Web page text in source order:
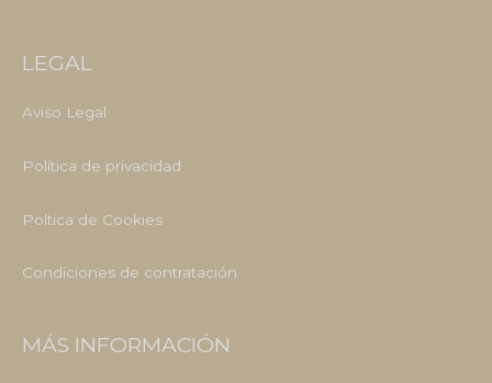
LEGAL
Aviso Legal
Política de privacidad
Poltica de Cookies
Condiciones de contratación
MÁS INFORMACIÓN